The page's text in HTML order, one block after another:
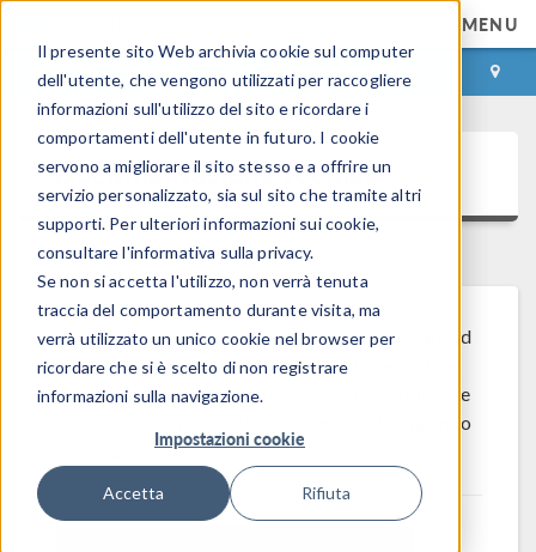
Il presente sito Web archivia cookie sul computer
dell'utente, che vengono utilizzati per raccogliere
informazioni sull'utilizzo del sito e ricordare i
comportamenti dell'utente in futuro. I cookie
servono a migliorare il sito stesso e a offrire un
servizio personalizzato, sia sul sito che tramite altri
supporti. Per ulteriori informazioni sui cookie,
consultare l'informativa sulla privacy.
Se non si accetta l'utilizzo, non verrà tenuta
traccia del comportamento durante visita, ma
verrà utilizzato un unico cookie nel browser per
ricordare che si è scelto di non registrare
informazioni sulla navigazione.
Impostazioni cookie
Accetta Rifiuta
MENU
ACCEDI CONTACT
Documentazione tecnica
Sfoglia e scarica la documentazione per iniziare ad
usare il software COMSOL®. La documentazione
completa del prodotto può essere trovata durante
quando
si esegue il software.